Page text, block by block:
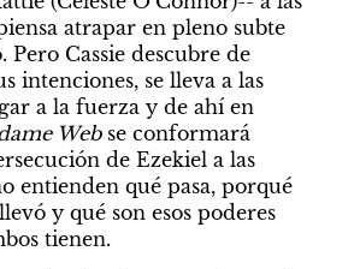
atrapar en pleno subte
Pero Cassie descubre de
intenciones, se lleva a las
a la fuerza y de ahí en
Web se conformará
de Ezekiel a las
entienden qué pasa, porqué
y qué son esos poderes
tienen.